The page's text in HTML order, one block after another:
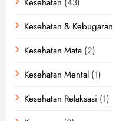
Kesehatan & Kebugaran
Kesehatan Mata (2)
Kesehatan Mental (1)
Kesehatan Relaksasi (1)